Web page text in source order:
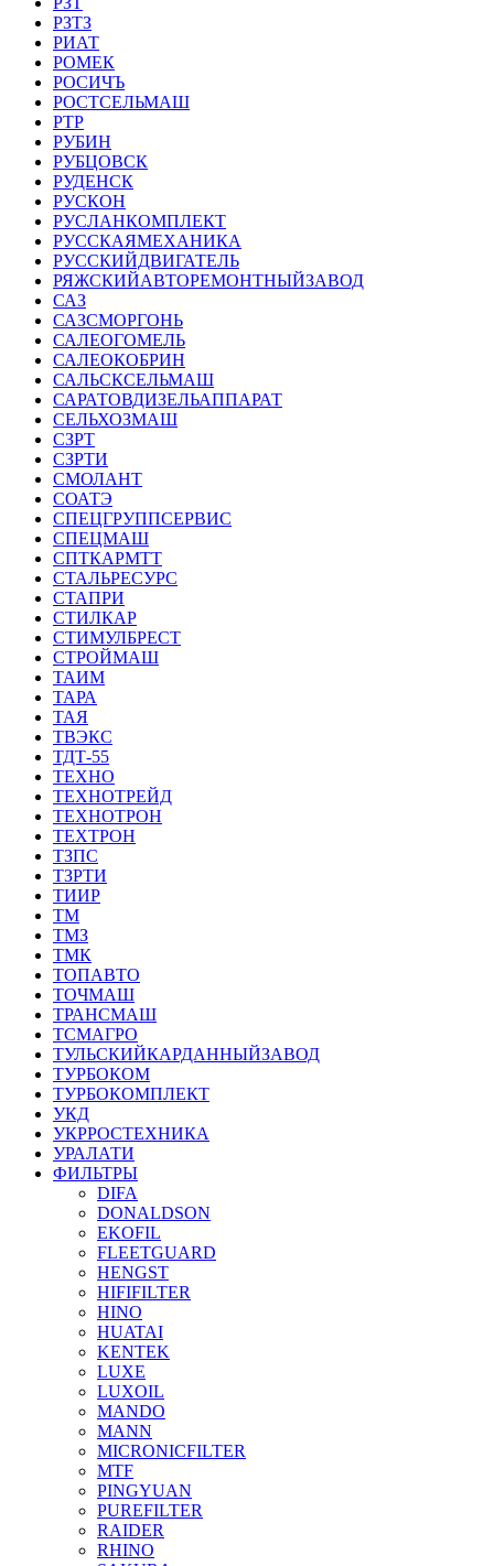
РЗТЗ
РИАТ
РОМЕК
РОСИЧЪ
РОСТСЕЛЬМАШ
РТР
РУБИН
РУБЦОВСК
РУДЕНСК
РУСКОН
РУСЛАНКОМПЛЕКТ
РУССКАЯМЕХАНИКА
РУССКИЙДВИГАТЕЛЬ
РЯЖСКИЙАВТОРЕМОНТНЫЙЗАВОД
САЗ
САЗСМОРГОНЬ
САЛЕОГОМЕЛЬ
САЛЕОКОБРИН
САЛЬСКСЕЛЬМАШ
САРАТОВДИЗЕЛЬАППАРАТ
СЕЛЬХОЗМАШ
СЗРТ
СЗРТИ
СМОЛАНТ
СОАТЭ
СПЕЦГРУППСЕРВИС
СПЕЦМАШ
СПТКАРМТТ
СТАЛЬРЕСУРС
СТАПРИ
СТИЛКАР
СТИМУЛБРЕСТ
СТРОЙМАШ
ТАИМ
ТАРА
ТАЯ
ТВЭКС
ТДТ-55
ТЕХНО
ТЕХНОТРЕЙД
ТЕХНОТРОН
ТЕХТРОН
ТЗПС
ТЗРТИ
ТИИР
ТМ
ТМЗ
ТМК
ТОПАВТО
ТОЧМАШ
ТРАНСМАШ
ТСМАГРО
ТУЛЬСКИЙКАРДАННЫЙЗАВОД
ТУРБОКОМ
ТУРБОКОМПЛЕКТ
УКД
УКРРОСТЕХНИКА
УРАЛАТИ
ФИЛЬТРЫ
DIFA
DONALDSON
EKOFIL
FLEETGUARD
HENGST
HIFIFILTER
HINO
HUATAI
KENTEK
LUXE
LUXOIL
MANDO
MANN
MICRONICFILTER
MTF
PINGYUAN
PUREFILTER
RAIDER
RHINO